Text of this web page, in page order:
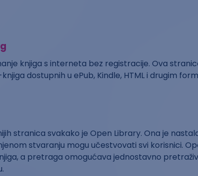
knjiga s interneta bez registracije. Ova
dostupnih u ePub, Kindle, HTML i drugim
stranica svakako je Open Library. Ona je
stvaranju mogu učestvovati svi korisnici.
a pretraga omogućava jednostavno